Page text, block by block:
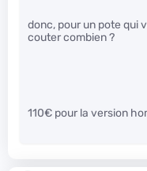
donc, pour un pote qui
couter combien ?
110€ pour la version